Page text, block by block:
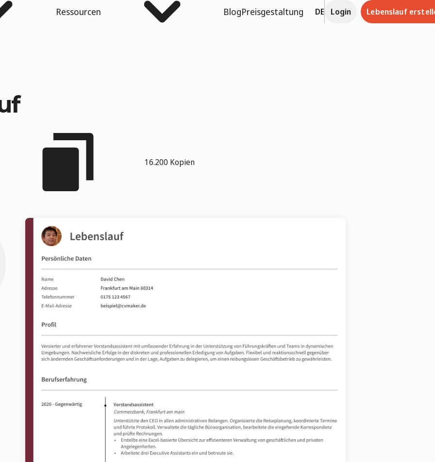
Ressourcen BlogPreisgestaltung DE Login Lebenslauf
16.200 Kopien